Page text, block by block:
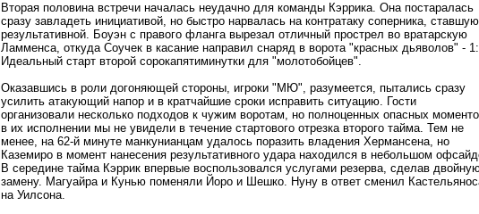
Вторая половина встречи началась неудачно для команды Кэррика. Она постаралась
сразу завладеть инициативой, но быстро нарвалась на контратаку соперника, ставшую
результативной. Боуэн с правого фланга вырезал отличный прострел во вратарскую
Ламменса, откуда Соучек в касание направил снаряд в ворота "красных дьяволов" -
Идеальный старт второй сорокапятиминутки для "молотобойцев".
Оказавшись в роли догоняющей стороны, игроки "МЮ", разумеется, пытались сразу
усилить атакующий напор и в кратчайшие сроки исправить ситуацию. Гости
организовали несколько подходов к чужим воротам, но полноценных опасных
в их исполнении мы не увидели в течение стартового отрезка второго тайма. Тем не
менее, на 62-й минуте манкунианцам удалось поразить владения Хермансена, но
Каземиро в момент нанесения результативного удара находился в небольшом
В середине тайма Кэррик впервые воспользовался услугами резерва, сделав
замену. Магуайра и Кунью поменяли Йоро и Шешко. Нуну в ответ сменил
на Уилсона.